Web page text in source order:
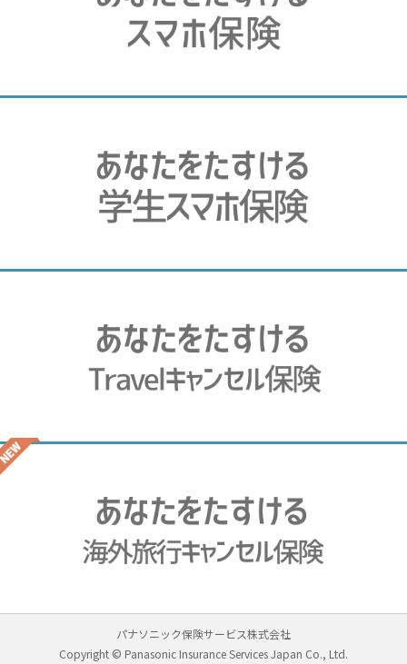
パナソニック保険サービス株式会社
Copyright © Panasonic Insurance Services Japan Co., Ltd.